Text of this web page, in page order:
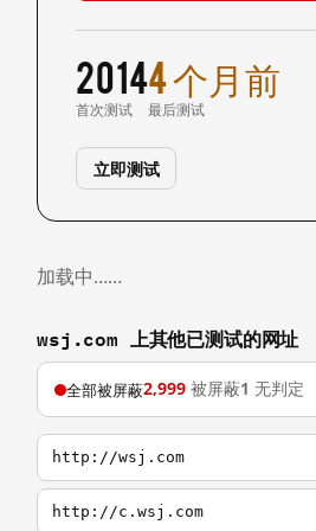
2014
首次测试
4 个月前
最后测试
立即测试
加载中……
wsj.com 上其他已测试的网址
全部被屏蔽2,999 被屏蔽1 无判定
http://wsj.com
http://c.wsj.com